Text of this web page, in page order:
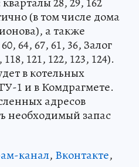
(в том числе дома
а также
64, 67, 61, 36, Залог
121, 122, 123, 124).
в котельных
1 и в Комдрагмете.
адресов
необходимый запас
канал, Вконтакте,